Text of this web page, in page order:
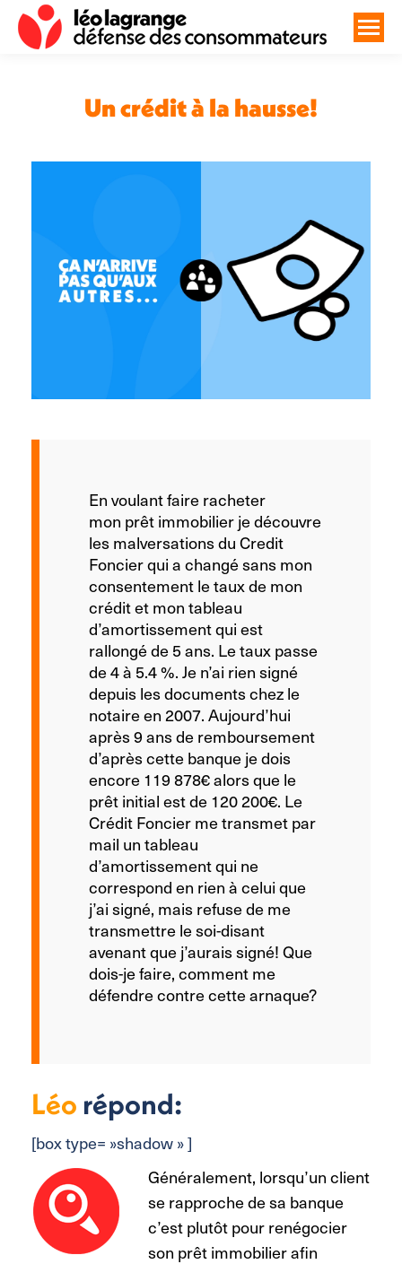
Un crédit à la hausse!
En voulant faire racheter
mon prêt immobilier je découvre
les malversations du Credit
Foncier qui a changé sans mon
consentement le taux de mon
crédit et mon tableau
d’amortissement qui est
rallongé de 5 ans. Le taux passe
de 4 à 5.4 %. Je n’ai rien signé
depuis les documents chez le
notaire en 2007. Aujourd’hui
après 9 ans de remboursement
d’après cette banque je dois
encore 119 878€ alors que le
prêt initial est de 120 200€. Le
Crédit Foncier me transmet par
mail un tableau
d’amortissement qui ne
correspond en rien à celui que
j’ai signé, mais refuse de me
transmettre le soi-disant
avenant que j’aurais signé! Que
dois-je faire, comment me
défendre contre cette arnaque?
Léo répond:
[box type= »shadow » ]
Généralement, lorsqu’un client
se rapproche de sa banque
c’est plutôt pour renégocier
son prêt immobilier afin